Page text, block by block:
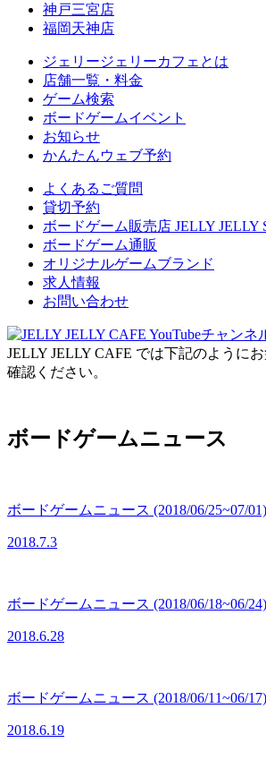
神戸三宮店
福岡天神店
ジェリージェリーカフェとは
店舗一覧・料金
ゲーム検索
ボードゲームイベント
お知らせ
かんたんウェブ予約
よくあるご質問
貸切予約
ボードゲーム販売店 JELLY JELLY
ボードゲーム通販
オリジナルゲームブランド
求人情報
お問い合わせ
JELLY JELLY CAFE では下記のように
確認ください。
ボードゲームニュース
ボードゲームニュース (2018/06/25~07/01)
2018.7.3
ボードゲームニュース (2018/06/18~06/24)
2018.6.28
ボードゲームニュース (2018/06/11~06/17)
2018.6.19